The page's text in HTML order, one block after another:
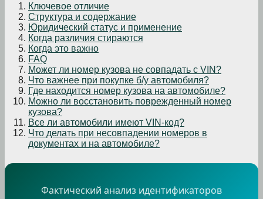
Ключевое отличие
Структура и содержание
Юридический статус и применение
Когда различия стираются
Когда это важно
FAQ
Может ли номер кузова не совпадать с VIN?
Что важнее при покупке б/у автомобиля?
Где находится номер кузова на автомобиле?
Можно ли восстановить поврежденный номер
кузова?
Все ли автомобили имеют VIN-код?
Что делать при несовпадении номеров в
документах и на автомобиле?
Фактический анализ идентификаторов